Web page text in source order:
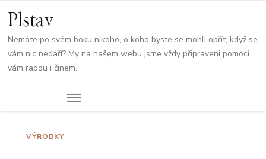
Plstav
Nemáte po svém boku nikoho, o koho byste se mohli opřít, když se
vám nic nedaří? My na našem webu jsme vždy připraveni pomoci
vám radou i činem.
VÝROBKY